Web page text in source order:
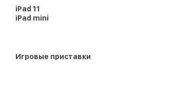
iPad 11
iPad mini
Игровые приставки